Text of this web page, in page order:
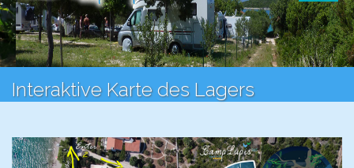
Interaktive Karte des Lagers